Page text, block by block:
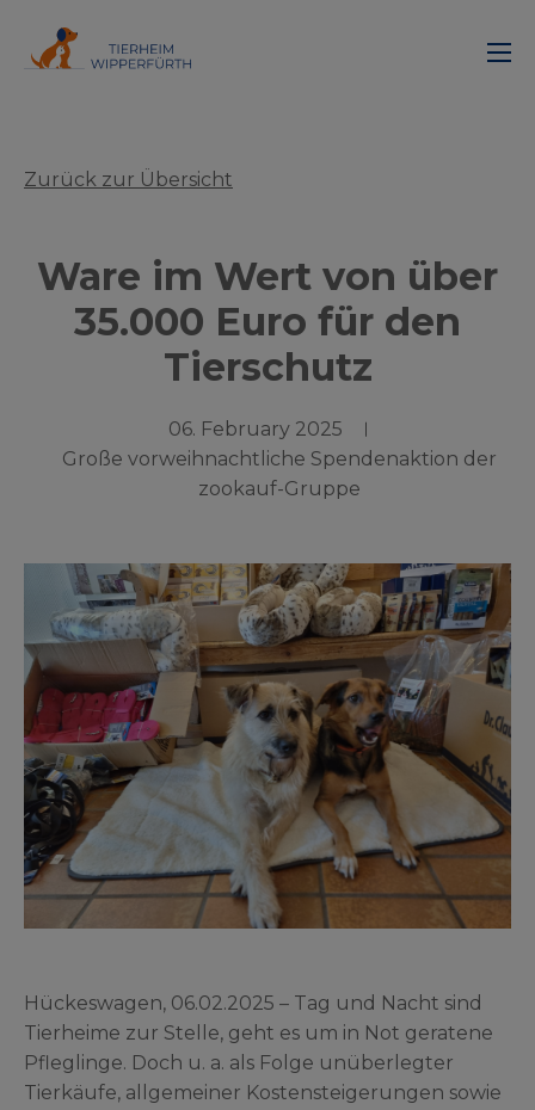
Zurück zur Übersicht
Ware im Wert von über
35.000 Euro für den
Tierschutz
06. February 2025
Große vorweihnachtliche Spendenaktion der
zookauf-Gruppe
Hückeswagen, 06.02.2025 – Tag und Nacht sind
Tierheime zur Stelle, geht es um in Not geratene
Pfleglinge. Doch u. a. als Folge unüberlegter
Tierkäufe, allgemeiner Kostensteigerungen sowie